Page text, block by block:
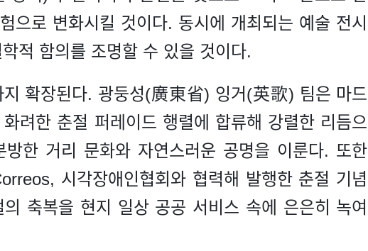
으로 변화시킬 것이다. 동시에 개최되는 예술 전시
적 함의를 조명할 수 있을 것이다.
지 확장된다. 광둥성(廣東省) 잉거(英歌) 팀은 마드
려한 춘절 퍼레이드 행렬에 합류해 강렬한 리듬으
방한 거리 문화와 자연스러운 공명을 이룬다. 또한
시각장애인협회와 협력해 발행한 춘절 기념
축복을 현지 일상 공공 서비스 속에 은은히 녹여